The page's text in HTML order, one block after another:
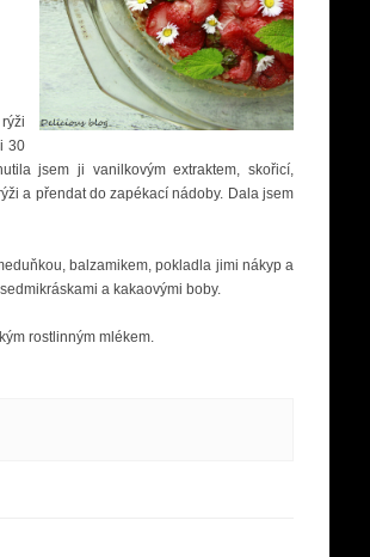
30
jsem ji vanilkovým extraktem, skořicí,
a přendat do zapékací nádoby. Dala jsem
balzamikem, pokladla jimi nákyp a
a kakaovými boby.
rostlinným mlékem.